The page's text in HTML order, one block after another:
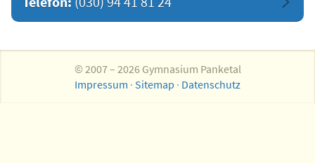
© 2007 – 2026 Gymnasium Panketal
Impressum · Sitemap · Datenschutz